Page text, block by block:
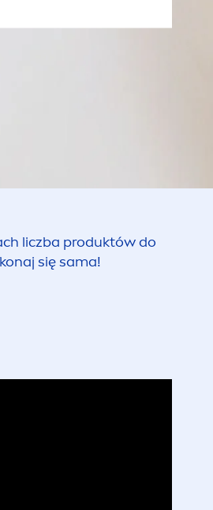
liczba produktów do
się sama!